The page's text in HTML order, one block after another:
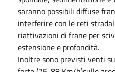
saranno possibili diffuse
interferire con le reti
riattivazioni di frane per
estensione e profondità.
Inoltre sono previsti venti